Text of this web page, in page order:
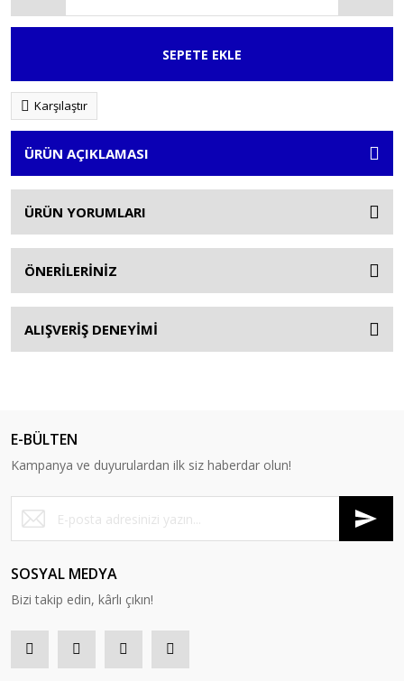
SEPETE EKLE
Karşılaştır
ÜRÜN AÇIKLAMASI
ÜRÜN YORUMLARI
ÖNERİLERİNİZ
ALIŞVERİŞ DENEYİMİ
E-BÜLTEN
Kampanya ve duyurulardan ilk siz haberdar olun!
SOSYAL MEDYA
Bizi takip edin, kârlı çıkın!